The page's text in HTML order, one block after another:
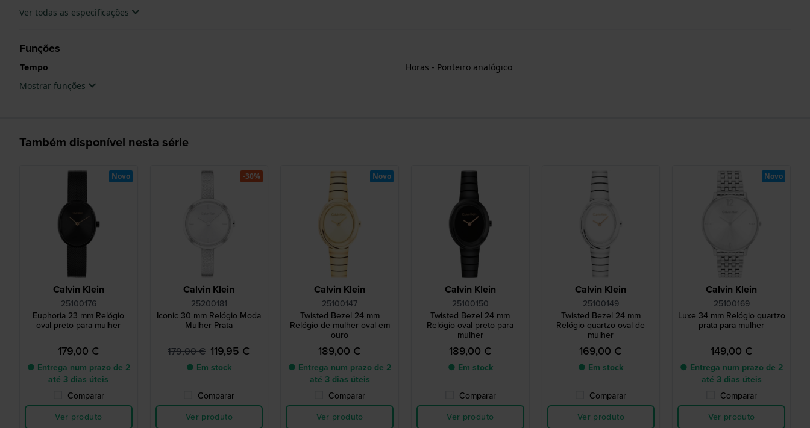
Ver todas as especificações
Funções
Tempo
Horas - Ponteiro analógico
Mostrar funções
Também disponível nesta série
Calvin Klein
25100176
Euphoria 23 mm Relógio
oval preto para mulher
179,00 €
● Entrega num prazo de 2
até 3 dias úteis
Comparar
Ver produto
Novo
Calvin Klein
25200181
Iconic 30 mm Relógio Moda
Mulher Prata
179,00 € 119,95 €
● Em stock
Comparar
Ver produto
-30%
Calvin Klein
25100147
Twisted Bezel 24 mm
Relógio de mulher oval em
ouro
189,00 €
● Entrega num prazo de 2
até 3 dias úteis
Comparar
Ver produto
Novo
Calvin Klein
25100150
Twisted Bezel 24 mm
Relógio oval preto para
mulher
189,00 €
● Em stock
Comparar
Ver produto
Calvin Klein
25100149
Twisted Bezel 24 mm
Relógio quartzo oval de
mulher
169,00 €
● Em stock
Comparar
Ver produto
Calvin Klein
25100169
Luxe 34 mm Relógio quartzo
prata para mulher
149,00 €
● Entrega num prazo de 2
até 3 dias úteis
Comparar
Ver produto
Novo